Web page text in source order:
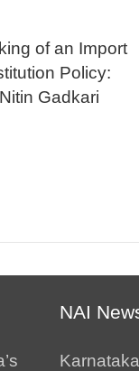
of an Import
Policy:
Gadkari
NAI